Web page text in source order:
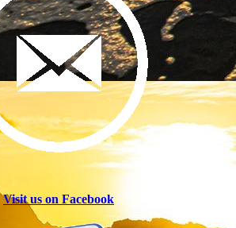
Visit us on Facebook